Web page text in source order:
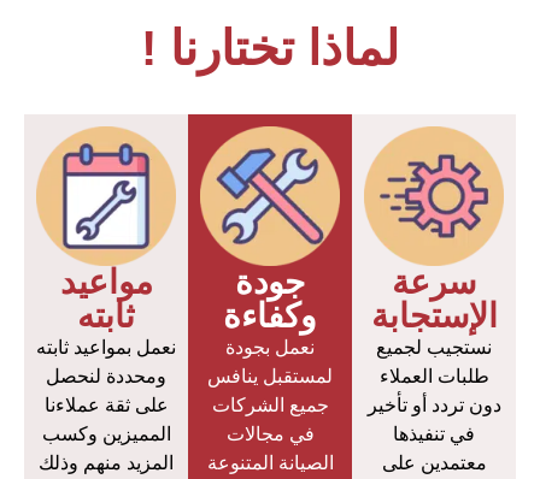
لماذا تختارنا !
سرعة
الإستجابة
نستجيب لجميع
طلبات العملاء
دون تردد أو تأخير
في تنفيذها
معتمدين على
جودة
وكفاءة
نعمل بجودة
لمستقبل ينافس
جميع الشركات
في مجالات
الصيانة المتنوعة
مواعيد
ثابته
نعمل بمواعيد ثابته
ومحددة لنحصل
على ثقة عملاءنا
المميزين وكسب
المزيد منهم وذلك